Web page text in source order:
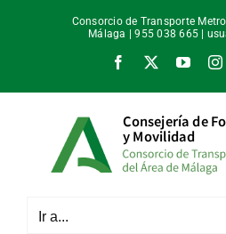
Consorcio de Transporte
Málaga | 955 038 665 |
Facebook
X
Ir a...